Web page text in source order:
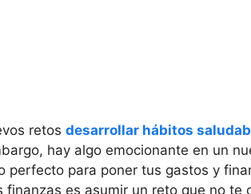
retos desarrollar hábitos
hay algo emocionante en un
perfecto para poner tus gastos y
finanzas es asumir un reto que no te